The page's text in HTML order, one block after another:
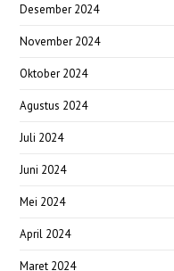
Desember 2024
November 2024
Oktober 2024
Agustus 2024
Juli 2024
Juni 2024
Mei 2024
April 2024
Maret 2024